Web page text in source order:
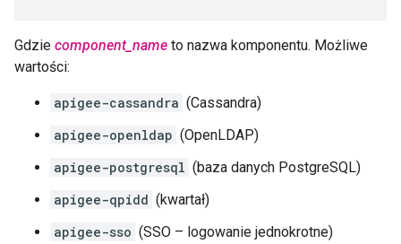
Gdzie component_name to nazwa komponentu. Możliwe
wartości:
apigee-cassandra (Cassandra)
apigee-openldap (OpenLDAP)
apigee-postgresql (baza danych PostgreSQL)
apigee-qpidd (kwartał)
apigee-sso (SSO – logowanie jednokrotne)